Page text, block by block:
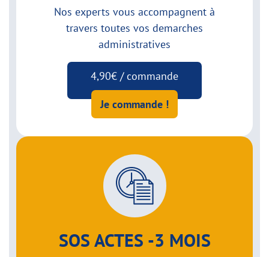
Nos experts vous accompagnent à
travers toutes vos demarches
administratives
4,90€ / commande
Je commande !
SOS ACTES -3 MOIS